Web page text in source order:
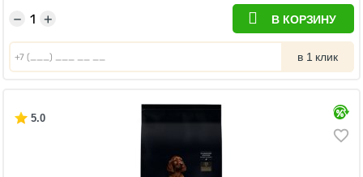
+
− В КОРЗИНУ
в 1 клик
5.0